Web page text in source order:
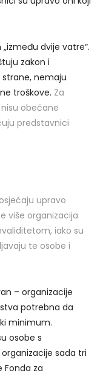
dvije vatre“.
zakon i
nemaju
troškove. Za
obećane
predstavnici
upravo
više organizacija
iako su
te osobe i
– organizacije
potrebna da
minimum.
osobe s
sada tri
za